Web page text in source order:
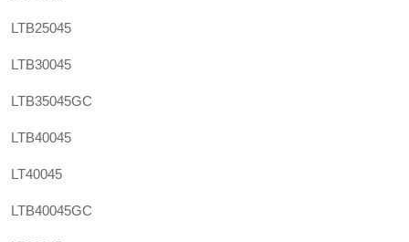
LTB25045
LTB30045
LTB35045GC
LTB40045
LT40045
LTB40045GC